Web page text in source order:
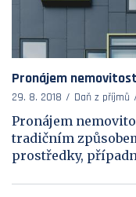
Pronájem
29. 8. 2018 Daň z příjmů
Pronájem
tradičním
prostředky,